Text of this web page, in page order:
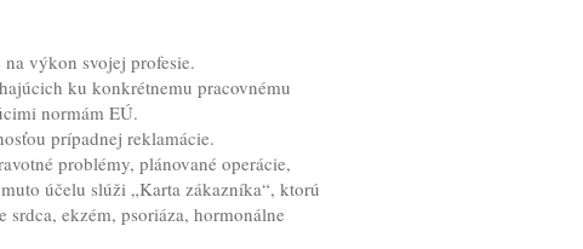
výkon svojej profesie.
ku konkrétnemu pracovnému
normám EÚ.
prípadnej reklamácie.
problémy, plánované operácie,
účelu slúži „Karta zákazníka“, ktorú
ekzém, psoriáza, hormonálne